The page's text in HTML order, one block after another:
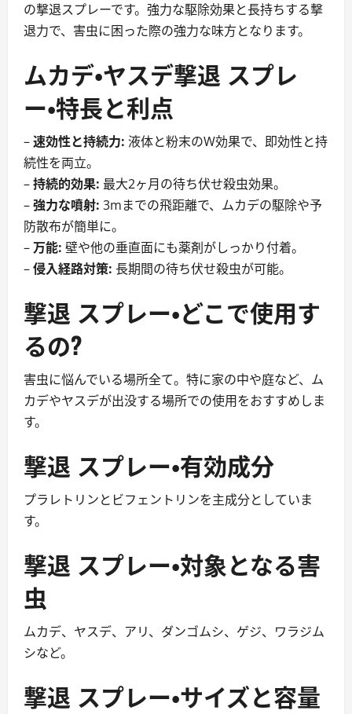
の撃退スプレーです。強力な駆除効果と長持ちする撃
退力で、害虫に困った際の強力な味方となります。
ムカデ・ヤスデ撃退 スプレ
ー・特長と利点
–速効性と持続力: 液体と粉末のW効果で、即効性と持
続性を両立。
–持続的効果: 最大2ヶ月の待ち伏せ殺虫効果。
–強力な噴射: 3mまでの飛距離で、ムカデの駆除や予
防散布が簡単に。
– 万能: 壁や他の垂直面にも薬剤がしっかり付着。
–侵入経路対策: 長期間の待ち伏せ殺虫が可能。
撃退 スプレー・どこで使用す
るの?
害虫に悩んでいる場所全て。特に家の中や庭など、ム
カデやヤスデが出没する場所での使用をおすすめしま
す。
撃退 スプレー・有効成分
プラレトリンとビフェントリンを主成分としていま
す。
撃退 スプレー・対象となる害
虫
ムカデ、ヤスデ、アリ、ダンゴムシ、ゲジ、ワラジム
シなど。
撃退 スプレー・サイズと容量